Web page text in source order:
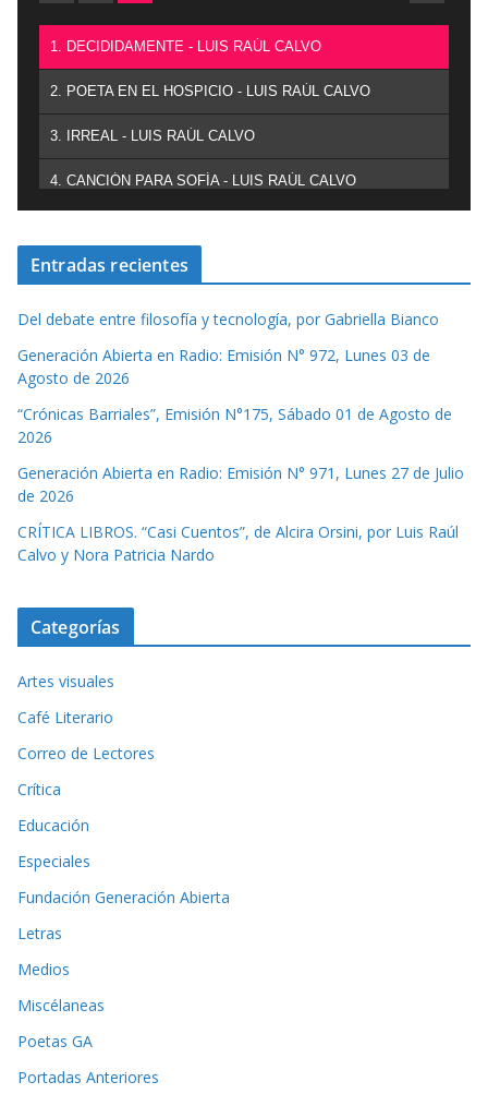
1. DECIDIDAMENTE - LUIS RAÚL CALVO
2. POETA EN EL HOSPICIO - LUIS RAÚL CALVO
3. IRREAL - LUIS RAÚL CALVO
4. CANCIÓN PARA SOFÍA - LUIS RAÚL CALVO
Entradas recientes
Del debate entre filosofía y tecnología, por Gabriella Bianco
Generación Abierta en Radio: Emisión N° 972, Lunes 03 de
Agosto de 2026
“Crónicas Barriales”, Emisión N°175, Sábado 01 de Agosto de
2026
Generación Abierta en Radio: Emisión N° 971, Lunes 27 de Julio
de 2026
CRÍTICA LIBROS. “Casi Cuentos”, de Alcira Orsini, por Luis Raúl
Calvo y Nora Patricia Nardo
Categorías
Artes visuales
Café Literario
Correo de Lectores
Crítica
Educación
Especiales
Fundación Generación Abierta
Letras
Medios
Miscélaneas
Poetas GA
Portadas Anteriores